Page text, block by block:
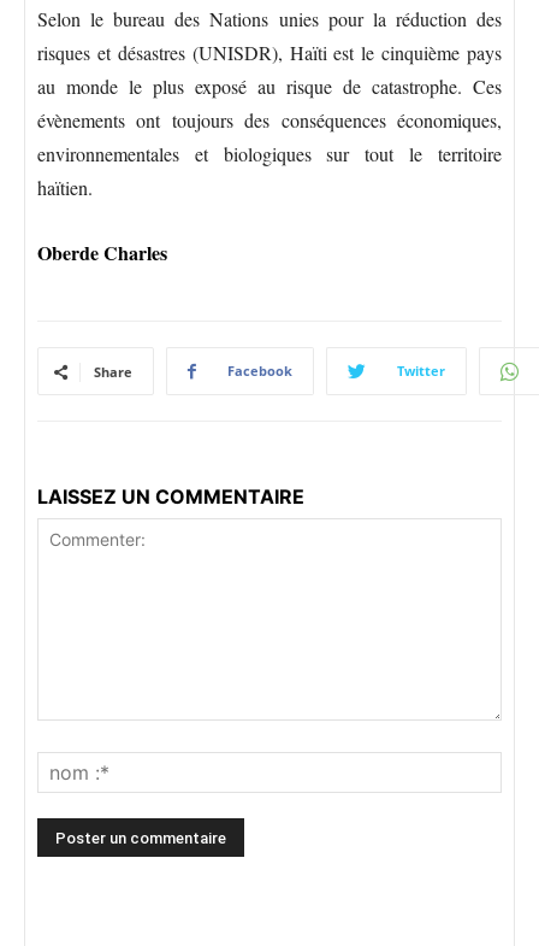
Selon le bureau des Nations unies pour la réduction des
risques et désastres (UNISDR), Haïti est le cinquième pays
au monde le plus exposé au risque de catastrophe. Ces
évènements ont toujours des conséquences économiques,
environnementales et biologiques sur tout le territoire
haïtien.
Oberde Charles
Share Facebook Twitter
LAISSEZ UN COMMENTAIRE